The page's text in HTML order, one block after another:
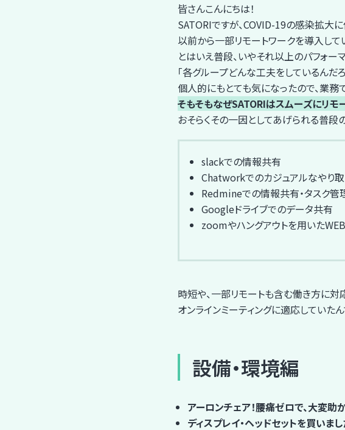
皆さんこんにちは！
SATORIですが、COVID-19の感染拡大
以前から一部リモートワークを導入して
とはいえ普段、いやそれ以上のパフォー
「各グループどんな工夫をしているんだ
個人的にもとても気になったので、業務
そもそもなぜSATORIはスムーズにリモ
おそらくその一因としてあげられる普段
slackでの情報共有
Chatworkでのカジュアルなやり取
Redmineでの情報共有・タスク管
Googleドライブでのデータ共有
zoomやハングアウトを用いた
時短や、一部リモートも含む働き方に対
オンラインミーティングに適応していたん
設備・環境編
アーロンチェア！腰痛ゼロで、大変助か
ディスプレイ・ヘッドセットを買いま